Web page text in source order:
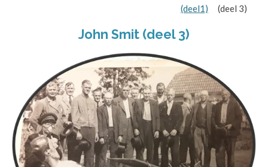
(deel1)
(deel 3)
John Smit (deel 3)